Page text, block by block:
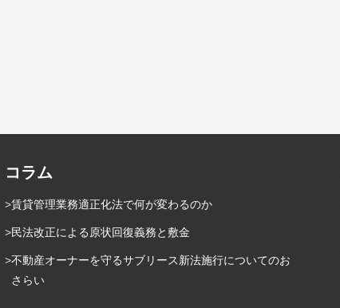
コラム
賃貸管理業務適正化法で何が変わるのか
民法改正による原状回復義務と敷金
不動産オーナーを守るサブリース新法施行についてのお
さらい